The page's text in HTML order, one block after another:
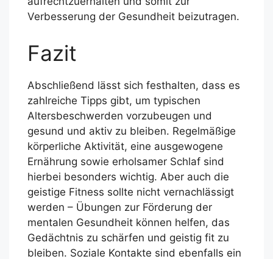
Verbesserung der Gesundheit beizutragen.
Fazit
Abschließend lässt sich festhalten, dass es
zahlreiche Tipps gibt, um typischen
Altersbeschwerden vorzubeugen und
gesund und aktiv zu bleiben. Regelmäßige
körperliche Aktivität, eine ausgewogene
Ernährung sowie erholsamer Schlaf sind
hierbei besonders wichtig. Aber auch die
geistige Fitness sollte nicht vernachlässigt
werden – Übungen zur Förderung der
mentalen Gesundheit können helfen, das
Gedächtnis zu schärfen und geistig fit zu
bleiben. Soziale Kontakte sind ebenfalls ein